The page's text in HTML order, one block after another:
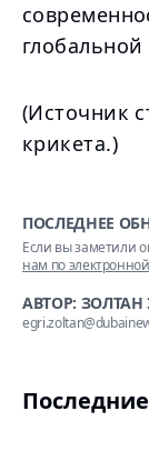
(Источник
крикета.)
ПОСЛЕДНЕЕ
Если вы заметили
нам по
АВТОР: ЗОЛТАН